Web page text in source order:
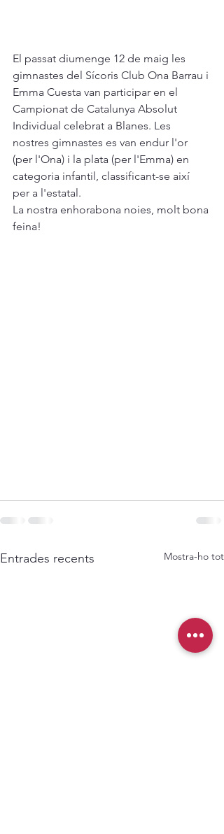
El passat diumenge 12 de maig les
gimnastes del Sícoris Club Ona Barrau i
Emma Cuesta van participar en el
Campionat de Catalunya Absolut
Individual celebrat a Blanes. Les
nostres gimnastes es van endur l'or
(per l'Ona) i la plata (per l'Emma) en
categoria infantil, classificant-se així
per a l'estatal.
La nostra enhorabona noies, molt bona
feina!
Entrades recents Mostra-ho tot